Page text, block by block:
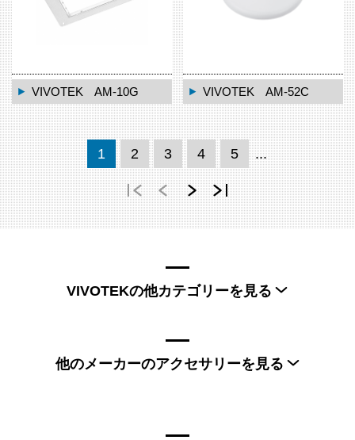
VIVOTEK AM-10G VIVOTEK AM-52C
1 2 3 4 5 ...
VIVOTEKの他カテゴリーを見る
VIVOTEKサーマルカメラ
VIVOTEKパノラマカメラ
VIVOTEKレンズ
他のメーカーのアクセサリーを見る